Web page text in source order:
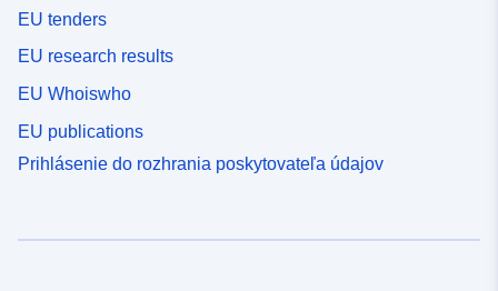
EU tenders
EU research results
EU Whoiswho
EU publications
Prihlásenie do rozhrania poskytovateľa údajov